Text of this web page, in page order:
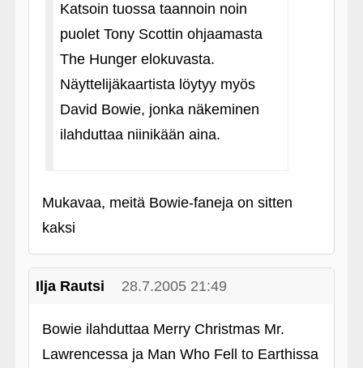
Katsoin tuossa taannoin noin
puolet Tony Scottin ohjaamasta
The Hunger elokuvasta.
Näyttelijäkaartista löytyy myös
David Bowie, jonka näkeminen
ilahduttaa niinikään aina.
Mukavaa, meitä Bowie-faneja on sitten
kaksi
Ilja Rautsi 28.7.2005 21:49
Bowie ilahduttaa Merry Christmas Mr.
Lawrencessa ja Man Who Fell to Earthissa